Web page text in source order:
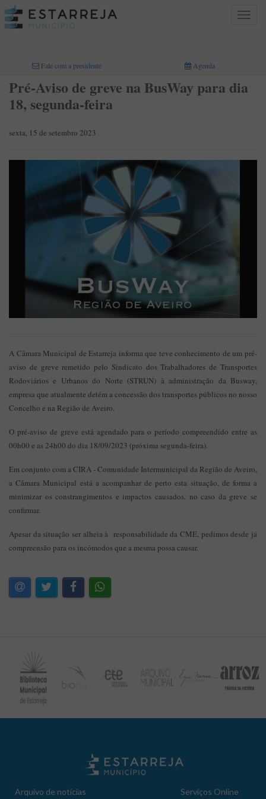
Toggle
Fale com a presidente Agenda
Pré-Aviso de greve na BusWay para dia
18, segunda-feira
sexta, 15 de setembro 2023
A Câmara Municipal de Estarreja informa que teve conhecimento de um pré-
aviso de greve remetido pelo Sindicato dos Trabalhadores de Transportes
Rodoviários e Urbanos do Norte (STRUN) à administração da Busway,
empresa que atualmente detém a concessão dos transportes públicos no nosso
Concelho e na Região de Aveiro.
O pré-aviso de greve está agendado para o período compreendido entre as
00h00 e as 24h00 do dia 18/09/2023 (próxima segunda-feira).
Em conjunto com a CIRA - Comunidade Intermunicipal da Região de Aveiro,
a Câmara Municipal está a acompanhar de perto esta situação, de forma a
minimizar os constrangimentos e impactos causados, no caso da greve se
confirmar.
Apesar da situação ser alheia à responsabilidade da CME, pedimos desde já
compreensão para os incómodos que a mesma possa causar.
Arquivo de notícias Serviços Online